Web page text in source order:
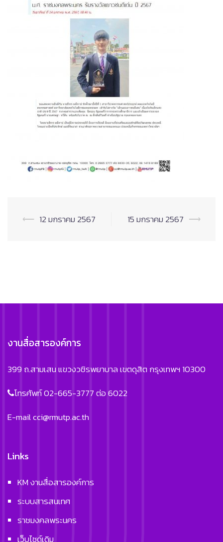
Post
⟵ 12 มกราคม 2567 15 มกราคม 2567 ⟶
งานสื่อสารองค์การ
399 ถ.สามเสน แขวงวชิรพยาบาล เขตดุสิต กรุงเทพฯ 10300
โทรศัพท์ 02-665-3777 ต่อ 6022
E-mailcci@rmutp.ac.th
Links
KM งานสื่อสารองค์การ
ระบบสารสนเทศ
ราชมงคลพระนคร
เว็บไซด์เดิม